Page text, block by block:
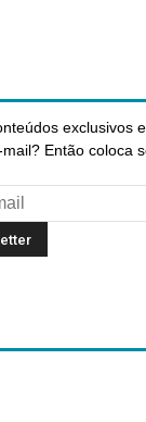
exclusivos
Então coloca